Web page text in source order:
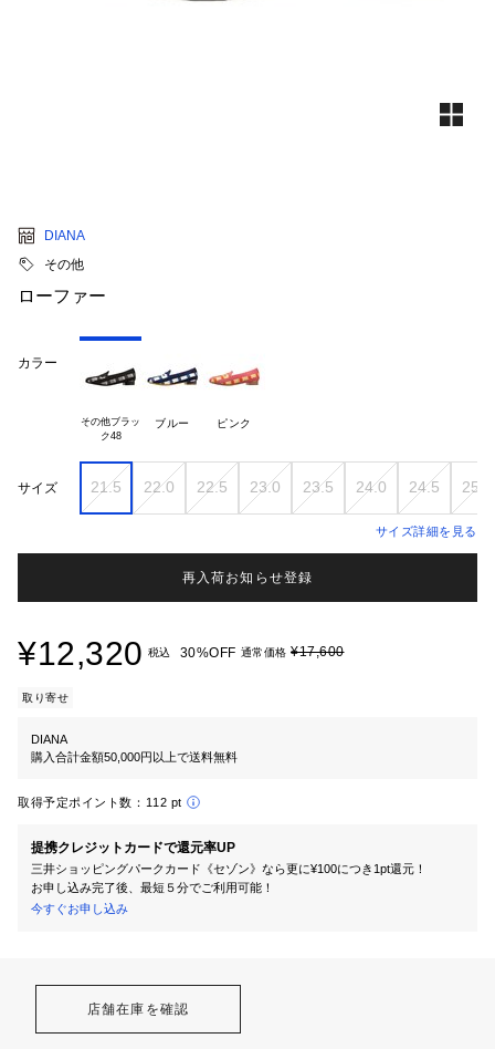
DIANA
その他
ローファー
カラー
その他ブラッ
ク48
ブルー ピンク
サイズ 21.5 22.0 22.5 23.0 23.5 24.0 24.5 25.0
サイズ詳細を見る
再入荷お知らせ登録
¥12,320 税込 30%OFF 通常価格 ¥17,600
取り寄せ
DIANA
購入合計金額50,000円以上で送料無料
取得予定ポイント数： 112 pt
提携クレジットカードで還元率UP
三井ショッピングパークカード《セゾン》なら更に¥100につき1pt還元！
お申し込み完了後、最短５分でご利用可能！
今すぐお申し込み
店舗在庫を確認